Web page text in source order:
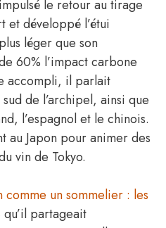
le retour au tirage
et développé l’étui
léger que son
60% l’impact carbone
accompli, il parlait
de l’archipel, ainsi que
l’espagnol et le chinois.
au Japon pour animer des
vin de Tokyo.
comme un sommelier : les
partageait